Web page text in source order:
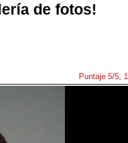
de fotos!
Puntaje 5/5,